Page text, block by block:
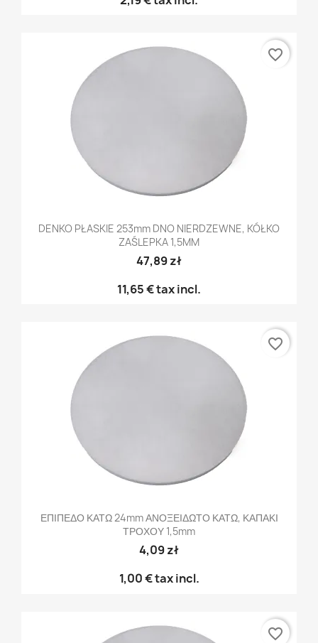
DENKO PŁASKIE 253mm DNO NIERDZEWNE, KÓŁKO
ZAŚLEPKA 1,5MM
47,89 zł
11,65 €tax incl.
favorite_border
ΕΠΙΠΕΔΟ ΚΑΤΩ 24mm ΑΝΟΞΕΙΔΩΤΟ ΚΑΤΩ, ΚΑΠΑΚΙ
ΤΡΟΧΟΥ 1,5mm
4,09 zł
1,00 €tax incl.
favorite_border
favorite_border